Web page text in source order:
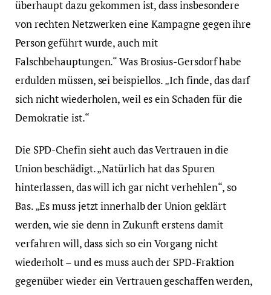
überhaupt dazu gekommen ist, dass insbesondere
von rechten Netzwerken eine Kampagne gegen ihre
Person geführt wurde, auch mit
Falschbehauptungen.“ Was Brosius-Gersdorf habe
erdulden müssen, sei beispiellos. „Ich finde, das darf
sich nicht wiederholen, weil es ein Schaden für die
Demokratie ist.“
Die SPD-Chefin sieht auch das Vertrauen in die
Union beschädigt. „Natürlich hat das Spuren
hinterlassen, das will ich gar nicht verhehlen“, so
Bas. „Es muss jetzt innerhalb der Union geklärt
werden, wie sie denn in Zukunft erstens damit
verfahren will, dass sich so ein Vorgang nicht
wiederholt – und es muss auch der SPD-Fraktion
gegenüber wieder ein Vertrauen geschaffen werden,